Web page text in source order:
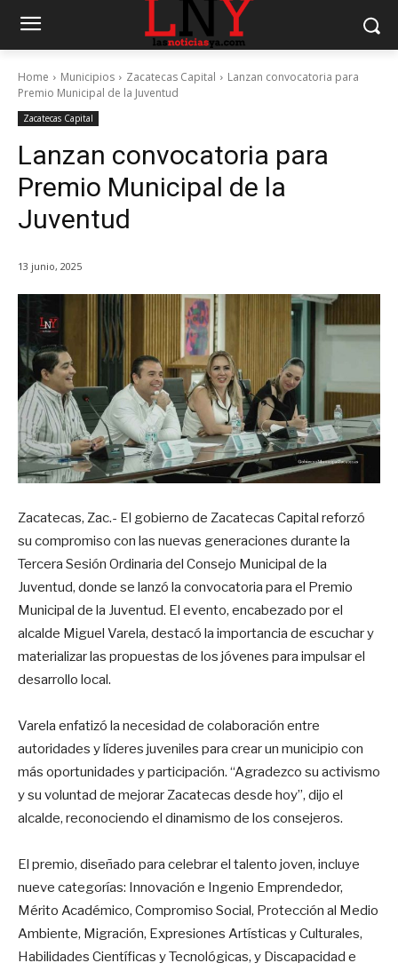
Home Municipios Zacatecas Capital
Lanzan convocatoria para
Premio Municipal de la Juventud
Zacatecas Capital
Lanzan convocatoria para
Premio Municipal de la
Juventud
13 junio, 2025
Zacatecas, Zac.- El gobierno de Zacatecas Capital reforzó
su compromiso con las nuevas generaciones durante la
Tercera Sesión Ordinaria del Consejo Municipal de la
Juventud, donde se lanzó la convocatoria para el Premio
Municipal de la Juventud. El evento, encabezado por el
alcalde Miguel Varela, destacó la importancia de escuchar y
materializar las propuestas de los jóvenes para impulsar el
desarrollo local.
Varela enfatizó la necesidad de colaboración entre
autoridades y líderes juveniles para crear un municipio con
más oportunidades y participación. “Agradezco su activismo
y su voluntad de mejorar Zacatecas desde hoy”, dijo el
alcalde, reconociendo el dinamismo de los consejeros.
El premio, diseñado para celebrar el talento joven, incluye
nueve categorías: Innovación e Ingenio Emprendedor,
Mérito Académico, Compromiso Social, Protección al Medio
Ambiente, Migración, Expresiones Artísticas y Culturales,
Habilidades Científicas y Tecnológicas, y Discapacidad e